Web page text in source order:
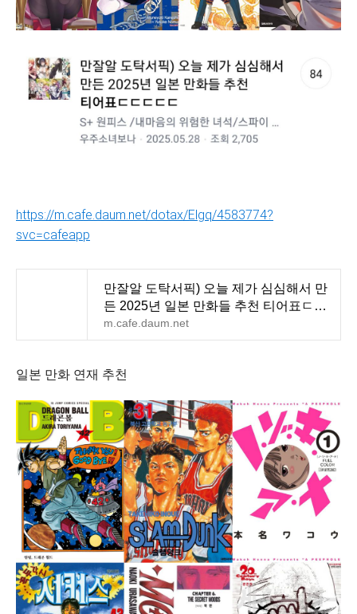
https://m.cafe.daum.net/dotax/Elgq/4583774?
svc=cafeapp
만잘알 도탁서픽) 오늘 제가 심심해서 만
든 2025년 일본 만화들 추천 티어표ㄷㄷ
ㄷㄷㄷ
m.cafe.daum.net
일본 만화 연재 추천